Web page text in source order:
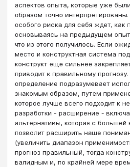
аспектов опыта, которые уже
образом точно
особого риска для себя ждет, как
основываясь на предыдущем
что из этого получилось. Если
место и конструктная система
конструкт еще сильнее
приводит к правильному
определение подразумевает
знакомым образом, путем
которое лучше всего подходит к
разработки - расширение -
альтернативы, которая с большей
позволит расширить наше
(увеличить диапазон
прогноз правильный, тогда
валидным и, по крайней мере